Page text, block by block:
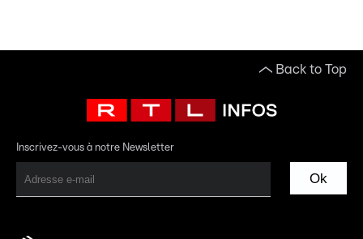
Back to Top
Inscrivez-vous à notre Newsletter
Ok